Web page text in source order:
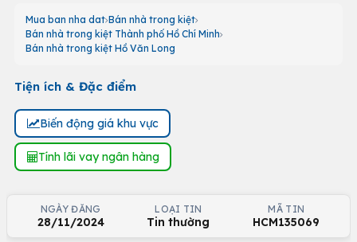
Mua ban nha dat Bán nhà trong kiệt
Bán nhà trong kiệt Thành phố Hồ Chí Minh
Bán nhà trong kiệt Hồ Văn Long
Tiện ích & Đặc điểm
Biến động giá khu vực
Tính lãi vay ngân hàng
NGÀY ĐĂNG
28/11/2024
LOẠI TIN
Tin thường
MÃ TIN
HCM135069